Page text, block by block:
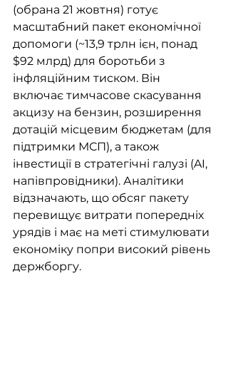
(обрана 21 жовтня) готує
масштабний пакет економічної
допомоги (~13,9 трлн ієн, понад
$92 млрд) для боротьби з
інфляційним тиском. Він
включає тимчасове скасування
акцизу на бензин, розширення
дотацій місцевим бюджетам (для
підтримки МСП), а також
інвестиції в стратегічні галузі (AI,
напівпровідники). Аналітики
відзначають, що обсяг пакету
перевищує витрати попередніх
урядів і має на меті стимулювати
економіку попри високий рівень
держборгу.